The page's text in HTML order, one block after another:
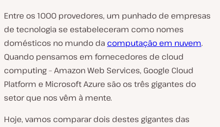
Entre os 1000 provedores, um punhado de empresas
de tecnologia se estabeleceram como nomes
domésticos no mundo da computação em nuvem.
Quando pensamos em fornecedores de cloud
computing – Amazon Web Services, Google Cloud
Platform e Microsoft Azure são os três gigantes do
setor que nos vêm à mente.
Hoje, vamos comparar dois destes gigantes das